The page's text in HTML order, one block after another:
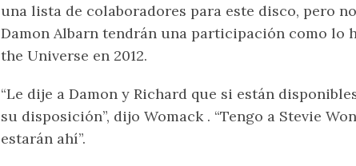
una lista de colaboradores para este disco, pero
Damon Albarn tendrán una participación como lo
the Universe en 2012.
“Le dije a Damon y Richard que si están
su disposición”, dijo Womack . “Tengo a Stevie
estarán ahí”.